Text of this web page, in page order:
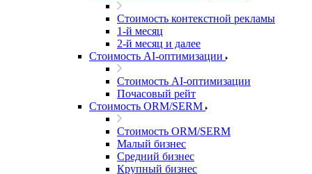
Стоимость контекстной рекламы
1-й месяц
2-й месяц и далее
Стоимость AI-оптимизации
Стоимость AI-оптимизации
Почасовый рейт
Стоимость ORM/SERM
Стоимость ORM/SERM
Малый бизнес
Средний бизнес
Крупный бизнес